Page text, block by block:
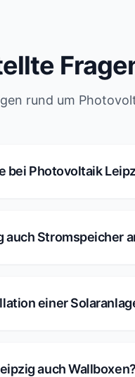
rund um
bei Photovoltaik
Stromspeicher
einer
auch Wallboxen?